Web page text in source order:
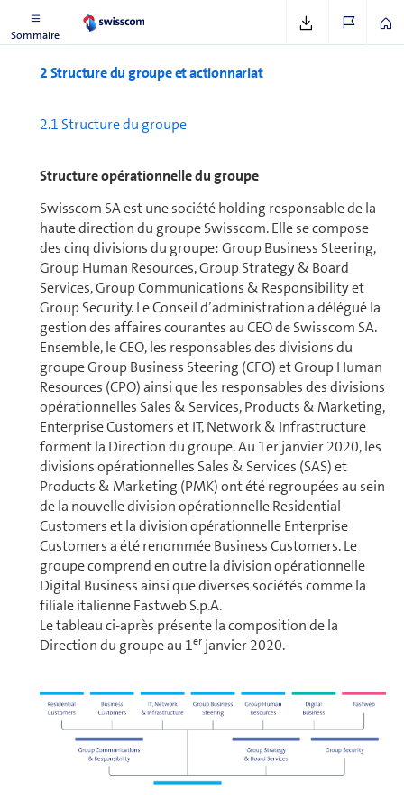
Sommaire
2 Structure du groupe et actionnariat
2.1 Structure du groupe
Structure opé­ra­tion­nelle du groupe
Swisscom SA est une société holding res­pon­sable de la
haute direction du groupe Swisscom. Elle se compose
des cinq di­vi­sions du groupe: Group Business Steering,
Group Human Resources, Group Strategy & Board
Services, Group Communications & Responsibility et
Group Security. Le Conseil d’ad­mi­nis­tra­tion a délégué la
gestion des affaires courantes au CEO de Swisscom SA.
Ensemble, le CEO, les res­pon­sables des di­vi­sions du
groupe Group Business Steering (CFO) et Group Human
Resources (CPO) ainsi que les res­pon­sables des di­vi­sions
opé­ra­tion­nelles Sales & Services, Products & Marketing,
Enterprise Customers et IT, Network & In­fra­struc­ture
forment la Direction du groupe. Au 1er janvier 2020, les
di­vi­sions opé­ra­tion­nelles Sales & Services (SAS) et
Products & Marketing (PMK) ont été regroupées au sein
de la nouvelle division opé­ra­tion­nelle Residential
Customers et la division opé­ra­tion­nelle Enterprise
Customers a été renommée Business Customers. Le
groupe comprend en outre la division opé­ra­tion­nelle
Digital Business ainsi que diverses sociétés comme la
filiale italienne Fastweb S.p.A.
Le tableau ci-après présente la composition de la
Direction du groupe au 1er janvier 2020.